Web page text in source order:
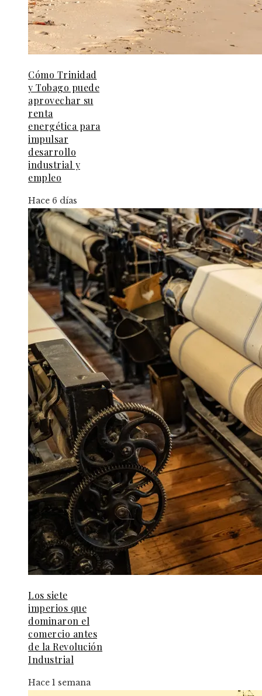
Cómo Trinidad
y Tobago puede
aprovechar su
renta
energética para
impulsar
desarrollo
industrial y
empleo
Hace 6 días
Los siete
imperios que
dominaron el
comercio antes
de la Revolución
Industrial
Hace 1 semana